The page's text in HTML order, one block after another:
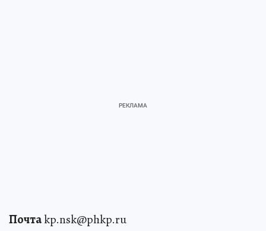
Почтаkp.nsk@phkp.ru